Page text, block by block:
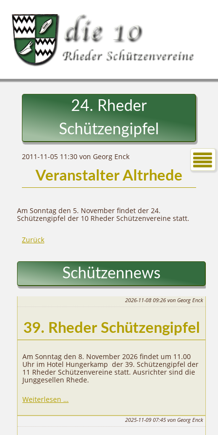
24. Rheder
Schützengipfel
2011-11-05 11:30 von Georg Enck
Veranstalter Altrhede
Am Sonntag den 5. November findet der 24.
Schützengipfel der 10 Rheder Schützenvereine statt.
Zurück
Schützennews
2026-11-08 09:26 von Georg Enck
39. Rheder Schützengipfel
Am Sonntag den 8. November 2026 findet um 11.00
Uhr im Hotel Hungerkamp der 39. Schützengipfel der
11 Rheder Schützenvereine statt. Ausrichter sind die
Junggesellen Rhede.
Weiterlesen …
Schützengipfel
2025-11-09 07:45 von Georg Enck